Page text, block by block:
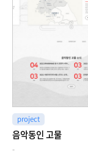
project
음악동인 고물
-